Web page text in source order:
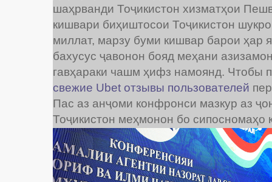
шаҳрванди Тоҷикистон хизматҳои
кишвари биҳиштосои Тоҷикистон
миллат, марзу буми кишвар барои ҳар
бахусус ҷавонон бояд меҳани
гавҳараки чашм ҳифз намоянд. Чтобы
свежие Ubet отзывы пользователей
Пас аз анҷоми конфронси мазкур аз
Тоҷикистон меҳмонон бо сипосномаҳо